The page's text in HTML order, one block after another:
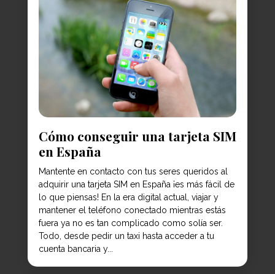
Cómo conseguir una tarjeta SIM
en España
Mantente en contacto con tus seres queridos al
adquirir una tarjeta SIM en España ¡es más fácil de
lo que piensas! En la era digital actual, viajar y
mantener el teléfono conectado mientras estás
fuera ya no es tan complicado como solía ser.
Todo, desde pedir un taxi hasta acceder a tu
cuenta bancaria y...